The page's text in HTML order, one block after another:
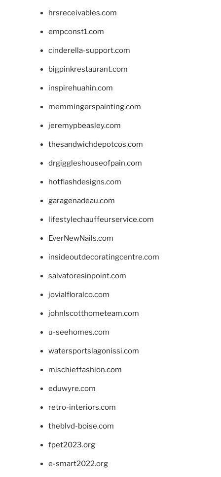
hrsreceivables.com
empconst1.com
cinderella-support.com
bigpinkrestaurant.com
inspirehuahin.com
memmingerspainting.com
jeremypbeasley.com
thesandwichdepotcos.com
drgiggleshouseofpain.com
hotflashdesigns.com
garagenadeau.com
lifestylechauffeurservice.com
EverNewNails.com
insideoutdecoratingcentre.com
salvatoresinpoint.com
jovialfloralco.com
johnlscotthometeam.com
u-seehomes.com
watersportslagonissi.com
mischieffashion.com
eduwyre.com
retro-interiors.com
theblvd-boise.com
fpet2023.org
e-smart2022.org